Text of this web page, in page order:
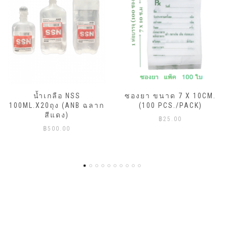
ซองยา ขนาด 7 X 10CM.
(100 PCS./PACK)
฿25.00
DURA เสื้อคลุม ISOLATION
LAMINATE #สีขาว
฿45.00